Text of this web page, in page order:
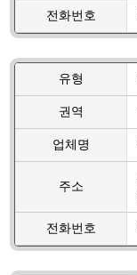
전화번호
유형
권역
업체명
주소
전화번호